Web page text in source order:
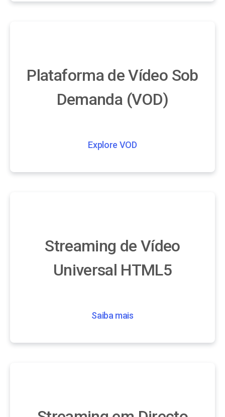
Plataforma de Vídeo Sob
Demanda (VOD)
Explore VOD
Streaming de Vídeo
Universal HTML5
Saiba mais